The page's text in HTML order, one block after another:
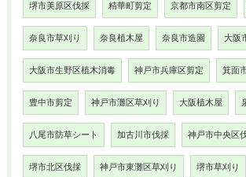
堺市美原区伐採 精華町剪定 京都市南区剪定
奈良市草刈り 奈良植木屋 奈良市造園 大阪
大阪市生野区植木消毒 神戸市兵庫区剪定 箕面
豊中市剪定 神戸市灘区草刈り 大阪植木屋
八尾市防草シート 加古川市伐採 神戸市中央区
堺市北区伐採 神戸市東灘区草刈り 堺市草刈り